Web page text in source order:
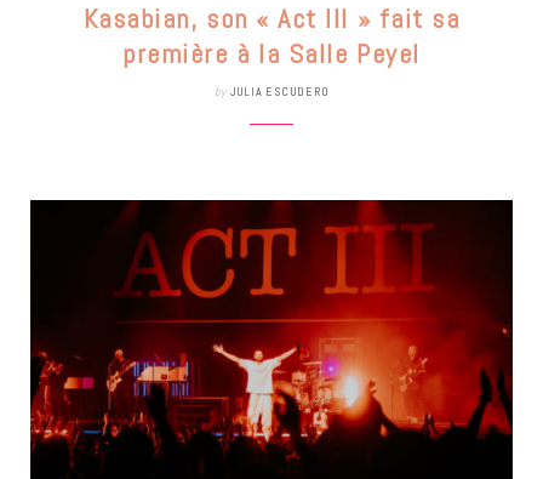
Kasabian, son « Act III » fait sa
première à la Salle Peyel
by JULIA ESCUDERO